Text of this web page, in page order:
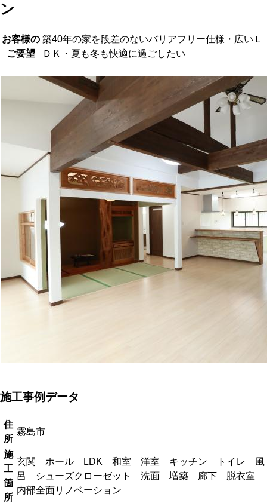
ン
お客様の
ご要望
築40年の家を段差のないバリアフリー仕様・広いＬ
ＤＫ・夏も冬も快適に過ごしたい
施工事例データ
住
所
霧島市
施
工
箇
所
玄関 ホール LDK 和室 洋室 キッチン トイレ 風
呂 シューズクローゼット 洗面 増築 廊下 脱衣室
内部全面リノベーション